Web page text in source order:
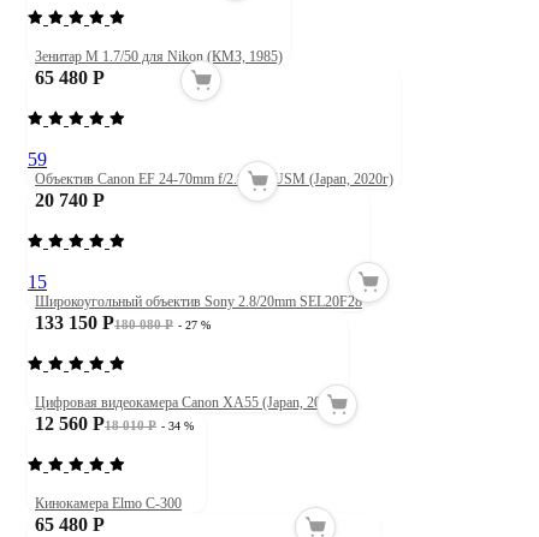
Зенитар М 1.7/50 для Nikon (КМЗ, 1985)
65 480 Р
59
Объектив Canon EF 24-70mm f/2.8 L II USM (Japan, 2020г)
20 740 Р
15
Широкоугольный объектив Sony 2.8/20mm SEL20F28
180 080 Р
133 150 Р - 27 %
Цифровая видеокамера Canon XA55 (Japan, 2019)
18 010 Р
12 560 Р - 34 %
Кинокамера Elmo C-300
65 480 Р